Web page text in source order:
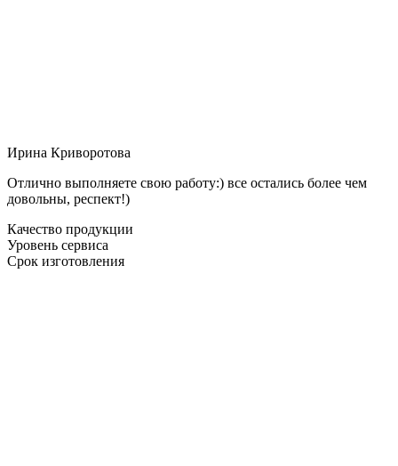
Ирина Криворотова
Отлично выполняете свою работу:) все остались более чем
довольны, респект!)
Качество продукции
Уровень сервиса
Срок изготовления